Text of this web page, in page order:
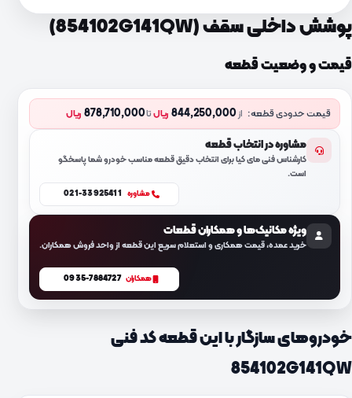
پوشش داخلی سقف (854102G141QW)
قیمت و وضعیت قطعه
قیمت حدودی قطعه: از844,250,000 ریالتا878,710,000 ریال
مشاوره در انتخاب قطعه
کارشناس فنی مای کیا برای انتخاب دقیق قطعه مناسب خودرو شما پاسخگو
است.
مشاوره 021-33925411
ویژه مکانیک‌ها و همکاران قطعات
خرید عمده، قیمت همکاری و استعلام سریع این قطعه از واحد فروش همکاران.
همکاران 0935-7884727
خودروهای سازگار با این قطعه کد فنی
854102G141QW